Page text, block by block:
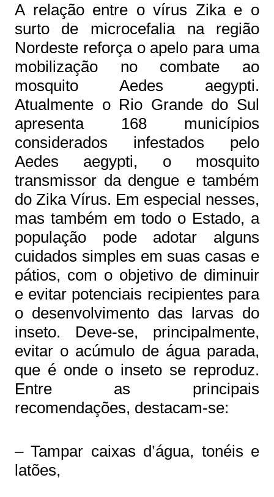
A relação entre o vírus Zika e o
surto de microcefalia na região
Nordeste reforça o apelo para uma
mobilização no combate ao
mosquito Aedes aegypti.
Atualmente o Rio Grande do Sul
apresenta 168 municípios
considerados infestados pelo
Aedes aegypti, o mosquito
transmissor da dengue e também
do Zika Vírus. Em especial nesses,
mas também em todo o Estado, a
população pode adotar alguns
cuidados simples em suas casas e
pátios, com o objetivo de diminuir
e evitar potenciais recipientes para
o desenvolvimento das larvas do
inseto. Deve-se, principalmente,
evitar o acúmulo de água parada,
que é onde o inseto se reproduz.
Entre as principais
recomendações, destacam-se:
– Tampar caixas d’água, tonéis e
latões,